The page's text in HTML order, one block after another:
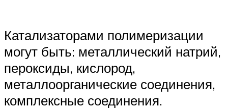
Катализаторами полимеризации
могут быть: металлический натрий,
пероксиды, кислород,
металлоорганические соединения,
комплексные соединения.